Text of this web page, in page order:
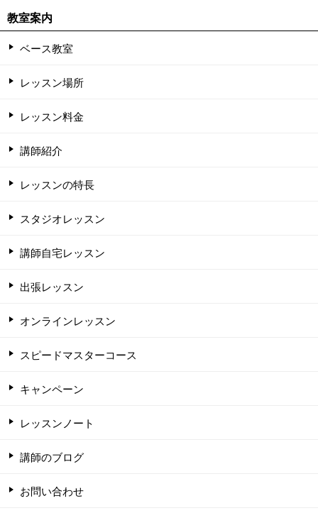
教室案内
ベース教室
レッスン場所
レッスン料金
講師紹介
レッスンの特長
スタジオレッスン
講師自宅レッスン
出張レッスン
オンラインレッスン
スピードマスターコース
キャンペーン
レッスンノート
講師のブログ
お問い合わせ